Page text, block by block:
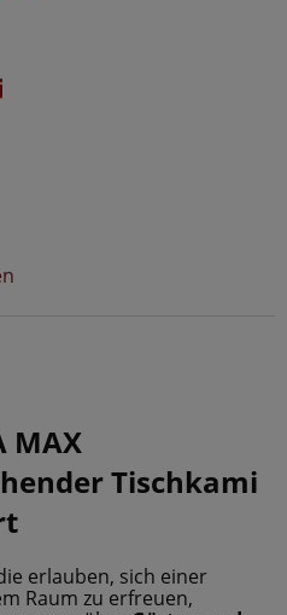
MAX
Tischkami
erlauben, sich einer
Raum zu erfreuen,